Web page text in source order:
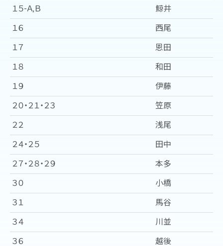
１５-Ａ,Ｂ 鯨井
１６ 西尾
１７ 恩田
１８ 和田
１９ 伊藤
２０・２１・２３ 笠原
２２ 浅尾
２４・２５ 田中
２７・２８・２９ 本多
３０ 小橋
３１ 馬谷
３４ 川並
３６ 越後